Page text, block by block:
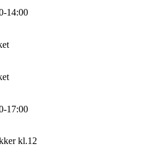
-14:00
-17:00
kl.12